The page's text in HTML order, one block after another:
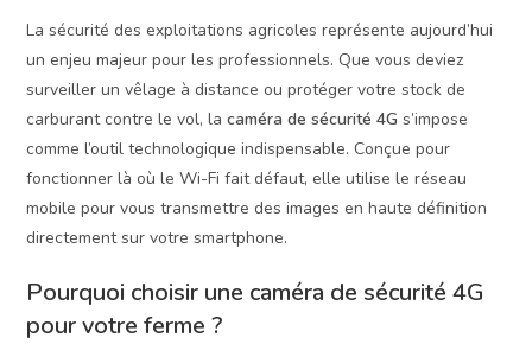
La sécurité des exploitations agricoles représente aujourd’hui
un enjeu majeur pour les professionnels. Que vous deviez
surveiller un vêlage à distance ou protéger votre stock de
carburant contre le vol, lacaméra de sécurité 4G s’impose
comme l’outil technologique indispensable. Conçue pour
fonctionner là où le Wi-Fi fait défaut, elle utilise le réseau
mobile pour vous transmettre des images en haute définition
directement sur votre smartphone.
Pourquoi choisir une caméra de sécurité 4G
pour votre ferme ?